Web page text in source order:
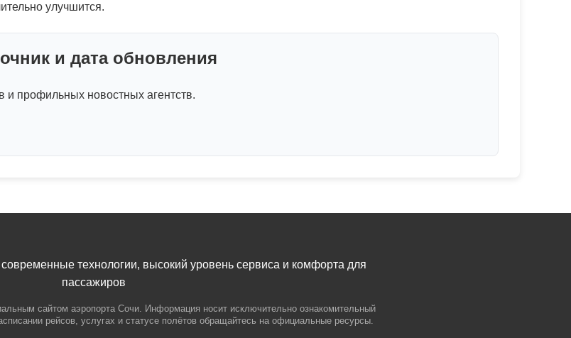
улучшится.
и дата обновления
профильных новостных агентств.
технологии, высокий уровень сервиса и комфорта для
пассажиров
сайтом аэропорта Сочи. Информация носит исключительно ознакомительный
рейсов, услугах и статусе полётов обращайтесь на официальные ресурсы.